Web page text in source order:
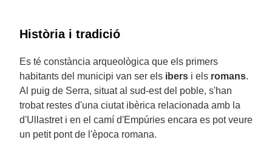
Història i tradició
Es té constància arqueològica que els primers
habitants del municipi van ser els ibers i els romans.
Al puig de Serra, situat al sud-est del poble, s'han
trobat restes d'una ciutat ibèrica relacionada amb la
d'Ullastret i en el camí d'Empúries encara es pot veure
un petit pont de l'època romana.